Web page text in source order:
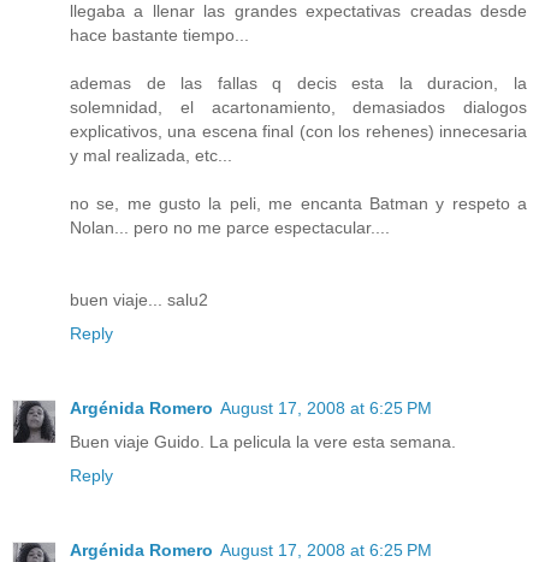
llegaba a llenar las grandes expectativas creadas desde
hace bastante tiempo...
ademas de las fallas q decis esta la duracion, la
solemnidad, el acartonamiento, demasiados dialogos
explicativos, una escena final (con los rehenes) innecesaria
y mal realizada, etc...
no se, me gusto la peli, me encanta Batman y respeto a
Nolan... pero no me parce espectacular....
buen viaje... salu2
Reply
Argénida Romero August 17, 2008 at 6:25 PM
Buen viaje Guido. La pelicula la vere esta semana.
Reply
Argénida Romero August 17, 2008 at 6:25 PM